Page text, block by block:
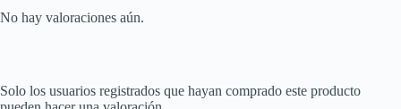
No hay valoraciones aún.
Solo los usuarios registrados que hayan comprado este producto